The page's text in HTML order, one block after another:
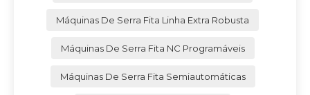
Máquinas De Serra Fita Linha Extra Robusta
Máquinas De Serra Fita NC Programáveis
Máquinas De Serra Fita Semiautomáticas